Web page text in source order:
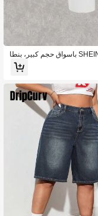
SHEIN EZwear باسواق حجم كبير، بنطا
بلون صلب